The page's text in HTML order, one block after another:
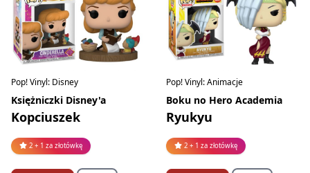
Pop! Vinyl: Disney
Księżniczki Disney'a
Kopciuszek
2 + 1 za złotówkę
Pop! Vinyl: Animacje
Boku no Hero Academia
Ryukyu
2 + 1 za złotówkę